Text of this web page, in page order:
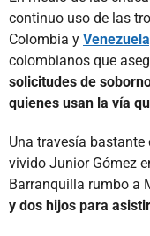
continuo uso de las
Colombia y
colombianos que
solicitudes de
quienes usan la vía
Una travesía
vivido Junior Gómez
Barranquilla rumbo a
y dos hijos para